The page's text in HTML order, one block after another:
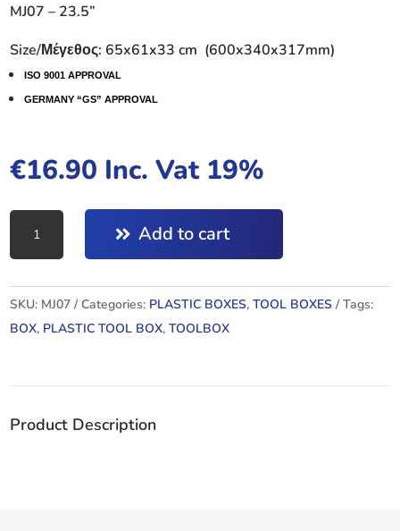
MJ07 – 23.5”
Size/Μέγεθος: 65x61x33 cm (600x340x317mm)
ISO 9001 APPROVAL
GERMANY “GS” APPROVAL
€16.90 Inc. Vat 19%
PLASTIC
TOOL
MJ07_23.5"
Add to cart
SKU: MJ07 Categories: PLASTIC BOXES,TOOL BOXES
Tags:
BOX, PLASTIC TOOL BOX,TOOLBOX
Product Description